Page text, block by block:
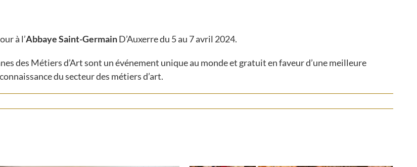
à l’Abbaye Saint-GermainD’Auxerre du 5 au 7 avril 2024.
des Métiers d’Art sont un événement unique au monde et gratuit en faveur d’une meilleure
du secteur des métiers d’art.